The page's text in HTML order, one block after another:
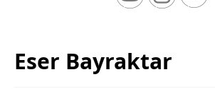
Eser Bayraktar